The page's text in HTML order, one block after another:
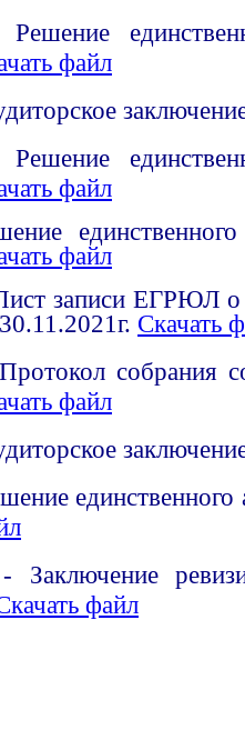
Решение
файл
Решение
файл
файл
записи ЕГРЮЛ о
Скачать
Протокол собрания
файл
единственного
- Заключение
файл